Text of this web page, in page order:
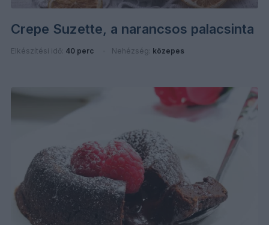
Crepe Suzette, a narancsos palacsinta
Elkészítési idő: 40 perc Nehézség: közepes